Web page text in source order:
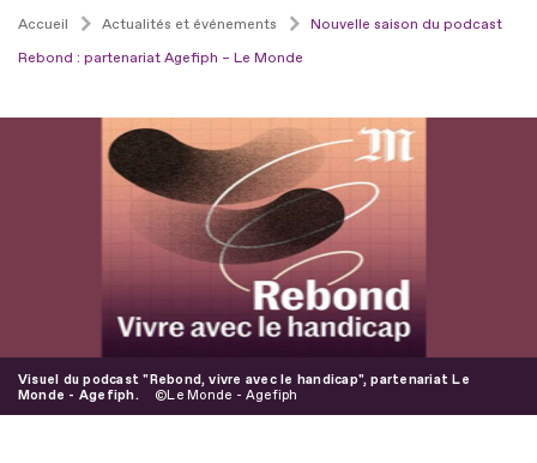
Accueil Actualités et événements
Nouvelle saison du podcast
Rebond : partenariat Agefiph – Le Monde
Visuel du podcast "Rebond, vivre avec le handicap", partenariat Le
Monde - Agefiph.
Le Monde - Agefiph